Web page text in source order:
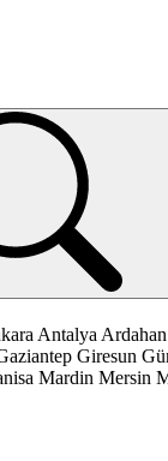
Antalya Ardahan
Giresun
Mardin Mersin